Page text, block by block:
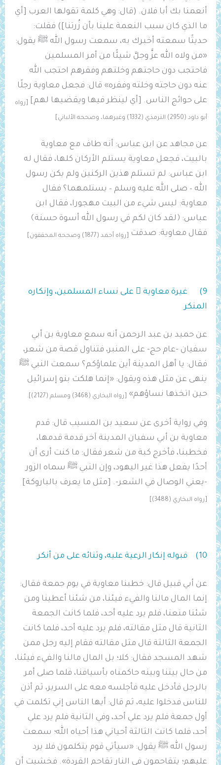
أنعمنا بك أبا فلان. (قال: وهي كلمة تقولها العرب [أي
ما الذي كان سبب النعمة علينا بأن زُرتنا]) فقلت:
حديثًا سمعته أخبرك به، سمعت رسول الله ﷺ يقول:
«من ولاه الله عزَّ وجلَّ شيئًا من أمر المسلمين
فاحتجب دون حاجتهم وخلتهم وفقرهم احتجب الله
عنه دون حاجته وخلته وفقره» قال: فجعل ‌معاوية رجلًا
على حوائج الناس. [أي لينظر فيها ويقضيها لهم]
[رواه
أبو داود (2950) الترمذي (1332) وغيرهما، وصححه الألباني]
عن مجاهد عن ابن عباس: أنه طاف مع معاوية
بالبيت، فجعل معاوية يستلم الأركان كلها، فقال له
ابن عباس: لم تستلم هذين الركنين ولم يكن رسول
الله – صلى الله عليه وسلم – يستلمهما؟ فقال
معاوية: ليس شيء من البيت مهجورا، فقال ابن
عباس: ﴿لقد كان لكم في رسول الله أسوة ‌حسنة﴾
‌فقال ‌معاوية: ‌صدقت
[رواه أحمد (1877) وصححه المحققون
9) غيرة معاوية  على نساء المسلمين، وإنكاره
المنكر
عن حميد بن عبد الرحمن أنه سمع معاوية بن أبي
سفيان -عام حج- على المنبر، فتناول قصة من شعر،
فقال: يا أهل المدينة أين علماؤكم؟ سمعت النبي ﷺ
ينهى عن مثل هذه ويقول: «إنما هلكت بنو إسرائيل
حين اتخذها نساؤهم» [رواه البخاري (3468) ومسلم (2127)].
وفي رواية أخرى عن سعيد بن المسيب قال: قدم
معاوية بن أبي سفيان المدينة آخر قدمة قدمها،
فخطبنا، فأخرج كبة من شعر فقال: ما كنت أرى أن
أحدًا يفعل هذا غير اليهود، وإن النبي ﷺ سماه الزور
-يعني الوصال في الشعر-. [مثل ما يعرف بالباروكة]
[رواه البخاري (3488)]
10) قبوله إنكار الرعية عليه، وثنائه على من أنكر
عن أبي قبيل قال: خطبنا معاوية في يوم جمعة فقال:
إنما المال مالنا والفيء فيئنا، من شئنا أعطينا ومن
شئنا منعنا، فلم يرد عليه أحد، فلما كانت الجمعة
الثانية قال مثل مقالته، فلم يرد عليه أحد، فلما كانت
الجمعة الثالثة قال مثل مقالته فقام إليه رجل ممن
شهد المسجد فقال: كلا؛ بل المال مالنا والفيء فيئنا،
من حال بيننا وبينه حاكمناه بأسيافنا، فلما صلى أمر
بالرجل فأدخل عليه فأجلسه معه على السرير، ثم أذن
للناس فدخلوا عليه، ثم قال: أيها الناس إني تكلمت في
أول جمعة فلم يرد علي أحد، وفي الثانية فلم يرد علي
أحد، فلما كانت الثالثة أحياني هذا أحياه الله؛ سمعت
رسول الله ﷺ يقول: «سيأتي قوم يتكلمون فلا يرد
عليهم؛ يتقاحمون في النار تقاحم القردة». فخشيت أن